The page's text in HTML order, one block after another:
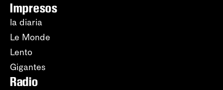
Impresos
la diaria
Le Monde
Lento
Gigantes
Radio